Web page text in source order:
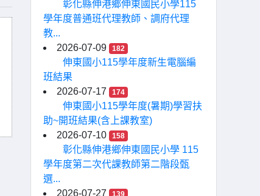
彰化縣伸港鄉伸東國民小學115
學年度普通班代理教師、調府代理
教...
2026-07-09
182
伸東國小115學年度新生電腦編
班結果
2026-07-17
174
伸東國小115學年度(暑期)學習扶
助~開班結果(含上課教室)
2026-07-10
158
彰化縣伸港鄉伸東國民小學 115
學年度第二次代課教師第二階段甄
選...
2026-07-27
139